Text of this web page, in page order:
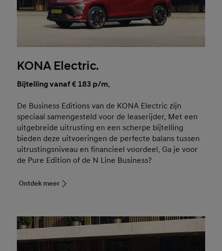
KONA Electric.
Bijtelling vanaf € 183 p/m.
De Business Editions van de KONA Electric zijn
speciaal samengesteld voor de leaserijder. Met een
uitgebreide uitrusting en een scherpe bijtelling
bieden deze uitvoeringen de perfecte balans tussen
uitrustingsniveau en financieel voordeel. Ga je voor
de Pure Edition of de N Line Business?
Ontdek meer